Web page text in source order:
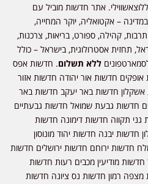
אתר חדשות מוביל עם
– אקטואליה, יוקר המחייה,
קהילה, ספורט, בריאות, צרכנות,
תחזית אסטרולוגית, בישראל – כולל
ללא תשלום. חדשות אפס
אופקים חדשות אור יהודה חדשות אזור
חדשות באר יעקב חדשות באר
חדשות גבעת שמואל חדשות גבעתיים
תקווה חדשות דימונה חדשות
יבנה חדשות יהוד מונוסון
חדשות ירוחם חדשות ירושלים חדשות
מודיעין מכבים רעות חדשות
רמון חדשות נס ציונה חדשות